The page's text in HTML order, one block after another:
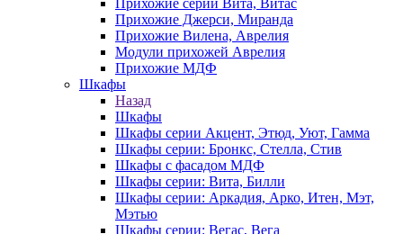
Прихожие серии Вита, Витас
Прихожие Джерси, Миранда
Прихожие Вилена, Аврелия
Модули прихожей Аврелия
Прихожие МДФ
Шкафы
Назад
Шкафы
Шкафы серии Акцент, Этюд, Уют, Гамма
Шкафы серии: Бронкс, Стелла, Стив
Шкафы с фасадом МДФ
Шкафы серии: Вита, Билли
Шкафы серии: Аркадия, Арко, Итен, Мэт,
Мэтью
Шкафы серии: Вегас, Вега